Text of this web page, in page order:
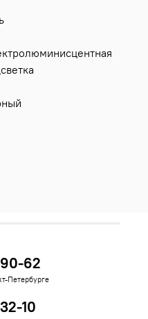
62
Петербурге
10